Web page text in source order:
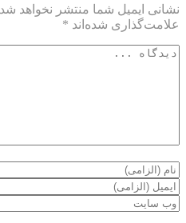
نشانی ایمیل شما منتشر نخواهد
علامت‌گذاری شده‌اند *